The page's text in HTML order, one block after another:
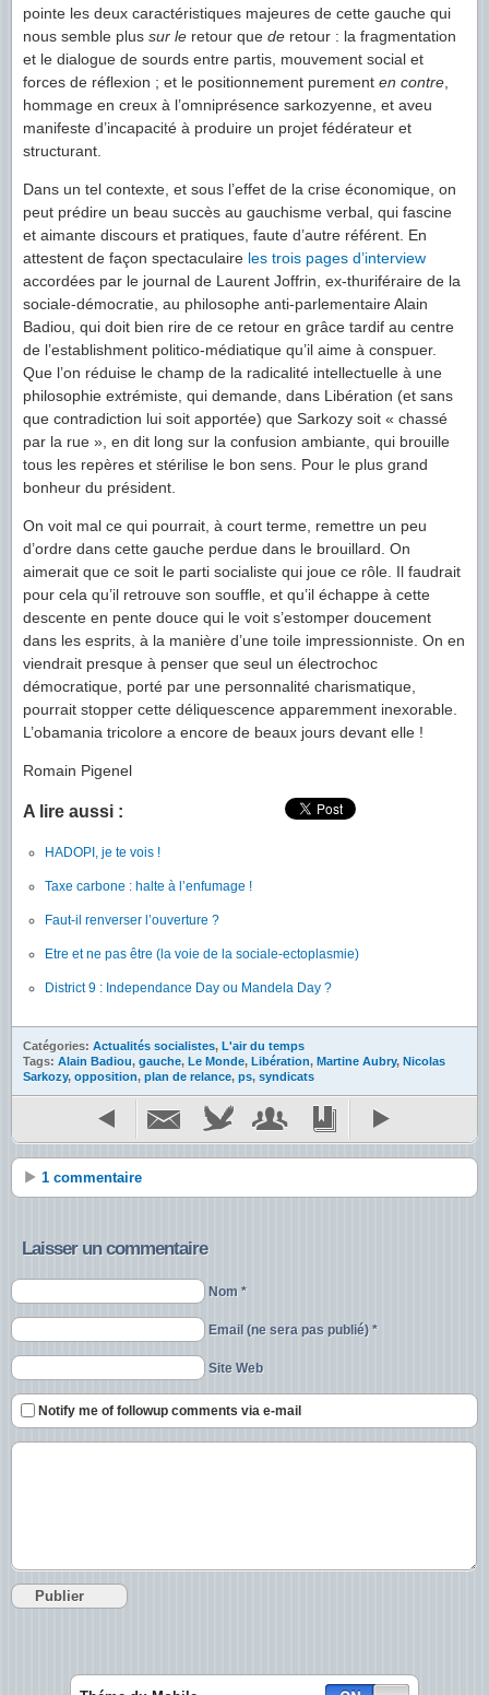
pointe les deux caractéristiques majeures de cette gauche qui
nous semble plus sur le retour que de retour : la fragmentation
et le dialogue de sourds entre partis, mouvement social et
forces de réflexion ; et le positionnement purement en contre
hommage en creux à l’omniprésence sarkozyenne, et aveu
manifeste d’incapacité à produire un projet fédérateur et
structurant.
Dans un tel contexte, et sous l’effet de la crise économique, on
peut prédire un beau succès au gauchisme verbal, qui fascine
et aimante discours et pratiques, faute d’autre référent. En
attestent de façon spectaculaire les trois pages d’interview
accordées par le journal de Laurent Joffrin, ex-thuriféraire de la
sociale-démocratie, au philosophe anti-parlementaire Alain
Badiou, qui doit bien rire de ce retour en grâce tardif au centre
de l’establishment politico-médiatique qu’il aime à conspuer.
Que l’on réduise le champ de la radicalité intellectuelle à une
philosophie extrémiste, qui demande, dans Libération (et sans
que contradiction lui soit apportée) que Sarkozy soit « chassé
par la rue », en dit long sur la confusion ambiante, qui brouille
tous les repères et stérilise le bon sens. Pour le plus grand
bonheur du président.
On voit mal ce qui pourrait, à court terme, remettre un peu
d’ordre dans cette gauche perdue dans le brouillard. On
aimerait que ce soit le parti socialiste qui joue ce rôle. Il faudrait
pour cela qu’il retrouve son souffle, et qu’il échappe à cette
descente en pente douce qui le voit s’estomper doucement
dans les esprits, à la manière d’une toile impressionniste. On en
viendrait presque à penser que seul un électrochoc
démocratique, porté par une personnalité charismatique,
pourrait stopper cette déliquescence apparemment inexorable.
L’obamania tricolore a encore de beaux jours devant elle !
Romain Pigenel
A lire aussi :
HADOPI, je te vois !
Taxe carbone : halte à l’enfumage !
Faut-il renverser l’ouverture ?
Etre et ne pas être (la voie de la sociale-ectoplasmie)
District 9 : Independance Day ou Mandela Day ?
Catégories: Actualités socialistes, L'air du temps
Tags: Alain Badiou, gauche, Le Monde, Libération, Martine Aubry, Nicolas
Sarkozy, opposition, plan de relance, ps, syndicats
1 commentaire
Laisser un commentaire
Nom *
Email (ne sera pas publié) *
Site Web
Notify me of followup comments via e-mail